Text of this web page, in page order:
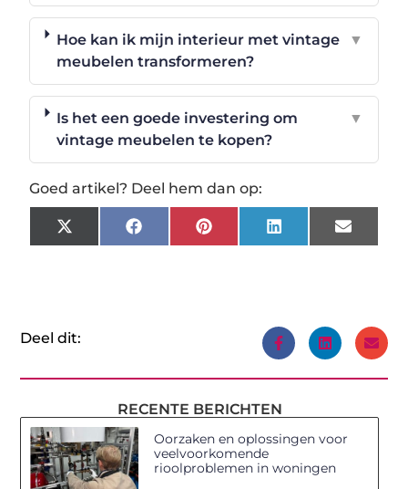
Hoe kan ik mijn interieur met vintage
meubelen transformeren?
▼
Is het een goede investering om
vintage meubelen te kopen?
▼
Goed artikel? Deel hem dan op:
X
(Twitter)
FacebookPinterestLinkedInEmail
Deel dit:
RECENTE BERICHTEN
Oorzaken en oplossingen voor
veelvoorkomende
rioolproblemen in woningen